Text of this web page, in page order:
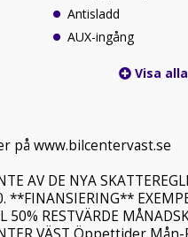
Antisladd
AUX-ingång
Visa
på www.bilcentervast.se
AV DE NYA
**FINANSIERING**
50% RESTVÄRDE